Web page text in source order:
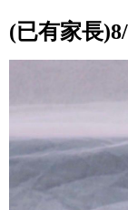
(已有家長